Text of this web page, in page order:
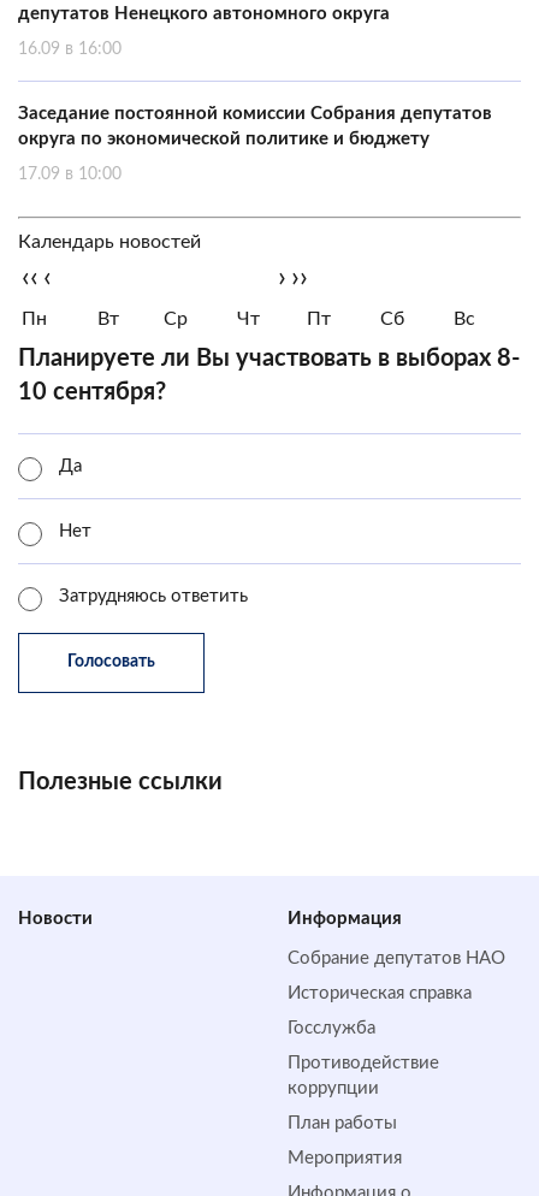
депутатов Ненецкого автономного округа
16.09 в 16:00
Заседание постоянной комиссии Собрания депутатов
округа по экономической политике и бюджету
17.09 в 10:00
Календарь новостей
‹‹ ‹ › ››
Пн Вт Ср Чт Пт Сб Вс
Планируете ли Вы участвовать в выборах 8-
10 сентября?
Да
Нет
Затрудняюсь ответить
Полезные ссылки
Новости Информация
Собрание депутатов НАО
Историческая справка
Госслужба
Противодействие
коррупции
План работы
Мероприятия